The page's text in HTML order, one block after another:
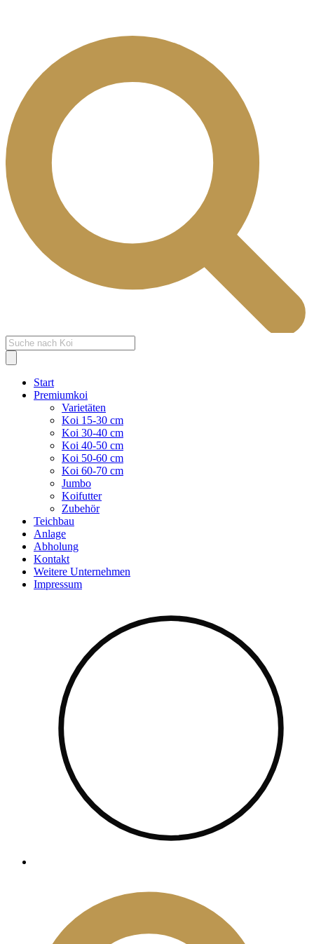
Products
search
Start
Premiumkoi
Varietäten
Koi 15-30 cm
Koi 30-40 cm
Koi 40-50 cm
Koi 50-60 cm
Koi 60-70 cm
Jumbo
Koifutter
Zubehör
Teichbau
Anlage
Abholung
Kontakt
Weitere Unternehmen
Impressum